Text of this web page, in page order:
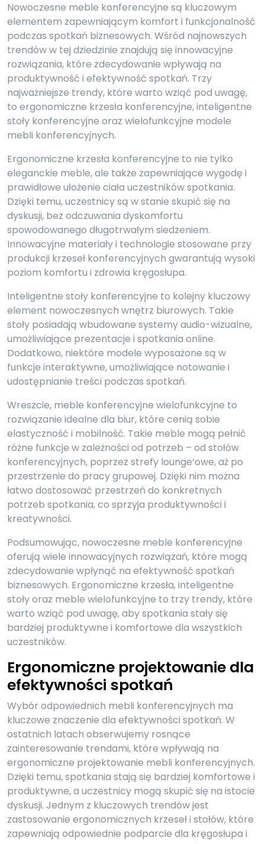
Nowoczesne meble konferencyjne są kluczowym
elementem zapewniającym komfort i funkcjonalność
podczas spotkań biznesowych. Wśród najnowszych
trendów w tej dziedzinie znajdują się innowacyjne
rozwiązania, które zdecydowanie wpływają na
produktywność i efektywność spotkań. Trzy
najważniejsze trendy, które warto wziąć pod uwagę,
to ergonomiczne krzesła konferencyjne, inteligentne
stoły konferencyjne oraz wielofunkcyjne modele
mebli konferencyjnych.
Ergonomiczne krzesła konferencyjne to nie tylko
eleganckie meble, ale także zapewniające wygodę i
prawidłowe ułożenie ciała uczestników spotkania.
Dzięki temu, uczestnicy są w stanie skupić się na
dyskusji, bez odczuwania dyskomfortu
spowodowanego długotrwałym siedzeniem.
Innowacyjne materiały i technologie stosowane przy
produkcji krzeseł konferencyjnych gwarantują wysoki
poziom komfortu i zdrowia kręgosłupa.
Inteligentne stoły konferencyjne to kolejny kluczowy
element nowoczesnych wnętrz biurowych. Takie
stoły posiadają wbudowane systemy audio-wizualne,
umożliwiające prezentacje i spotkania online.
Dodatkowo, niektóre modele wyposażone są w
funkcje interaktywne, umożliwiające notowanie i
udostępnianie treści podczas spotkań.
Wreszcie, meble konferencyjne wielofunkcyjne to
rozwiązanie idealne dla biur, które cenią sobie
elastyczność i mobilność. Takie meble mogą pełnić
różne funkcje w zależności od potrzeb – od stołów
konferencyjnych, poprzez strefy lounge’owe, aż po
przestrzenie do pracy grupowej. Dzięki nim można
łatwo dostosować przestrzeń do konkretnych
potrzeb spotkania, co sprzyja produktywności i
kreatywności.
Podsumowując, nowoczesne meble konferencyjne
oferują wiele innowacyjnych rozwiązań, które mogą
zdecydowanie wpłynąć na efektywność spotkań
biznesowych. Ergonomiczne krzesła, inteligentne
stoły oraz meble wielofunkcyjne to trzy trendy, które
warto wziąć pod uwagę, aby spotkania stały się
bardziej produktywne i komfortowe dla wszystkich
uczestników.
Ergonomiczne projektowanie dla
efektywności spotkań
Wybór odpowiednich mebli konferencyjnych ma
kluczowe znaczenie dla efektywności spotkań. W
ostatnich latach obserwujemy rosnące
zainteresowanie trendami, które wpływają na
ergonomiczne projektowanie mebli konferencyjnych.
Dzięki temu, spotkania stają się bardziej komfortowe i
produktywne, a uczestnicy mogą skupić się na istocie
dyskusji. Jednym z kluczowych trendów jest
zastosowanie ergonomicznych krzeseł i stołów, które
zapewniają odpowiednie podparcie dla kręgosłupa i